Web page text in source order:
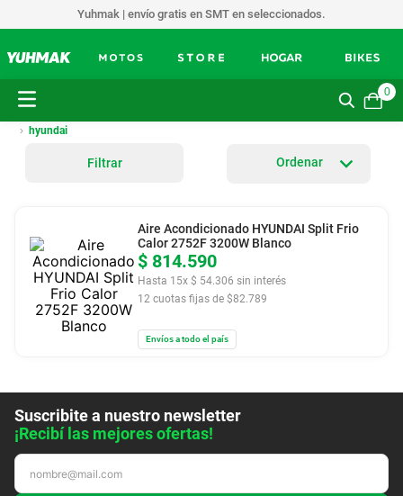
Yuhmak | envío gratis en SMT en seleccionados.
0
hyundai
Filtrar
$ 814.590
Hasta 15x $ 54.306 sin interés
12 cuotas fijas de $82.789
Aire Acondicionado HYUNDAI Split Frio
Calor 2752F 3200W Blanco
Envíos a todo el país
Suscribite a nuestro newsletter
¡Recibí las mejores ofertas!